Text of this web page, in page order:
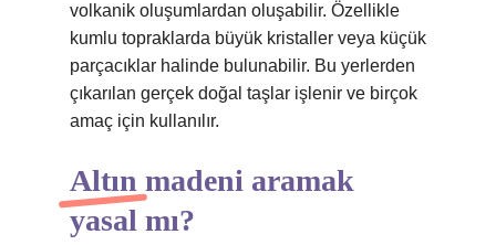
volkanik oluşumlardan oluşabilir. Özellikle
kumlu topraklarda büyük kristaller veya küçük
parçacıklar halinde bulunabilir. Bu yerlerden
çıkarılan gerçek doğal taşlar işlenir ve birçok
amaç için kullanılır.
Altın madeni aramak
yasal mı?